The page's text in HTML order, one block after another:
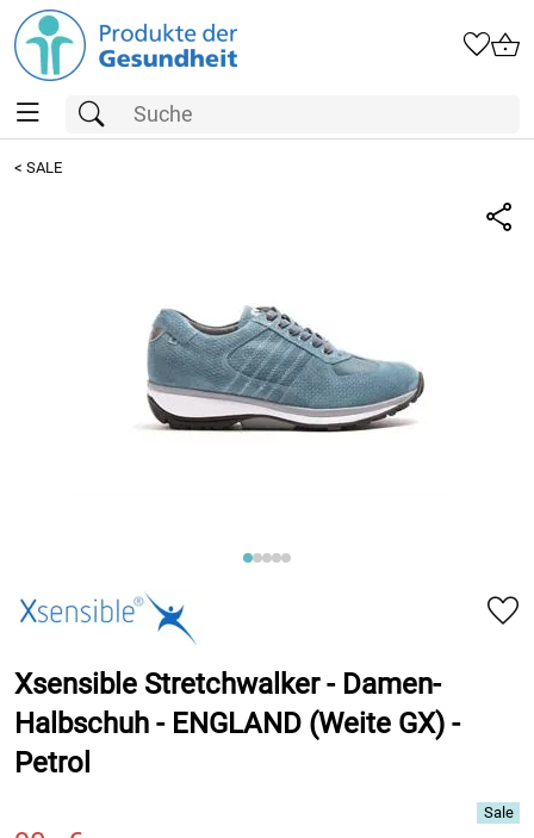
< SALE
Xsensible Stretchwalker - Damen-
Halbschuh - ENGLAND (Weite GX) -
Petrol